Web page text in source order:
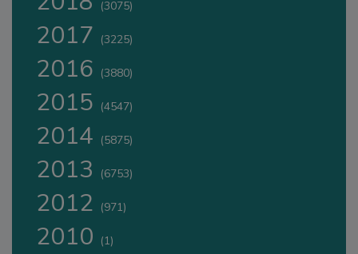
(3075)
2017 (3225)
2016 (3880)
2015 (4547)
2014 (5875)
2013 (6753)
2012 (971)
2010 (1)